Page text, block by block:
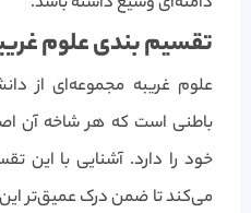
تقسیم بندی علوم
علوم غریبه مجموعه‌ای از
باطنی است که هر شاخه آن
خود را دارد. آشنایی با این
می‌کند تا ضمن درک عمیق‌تر